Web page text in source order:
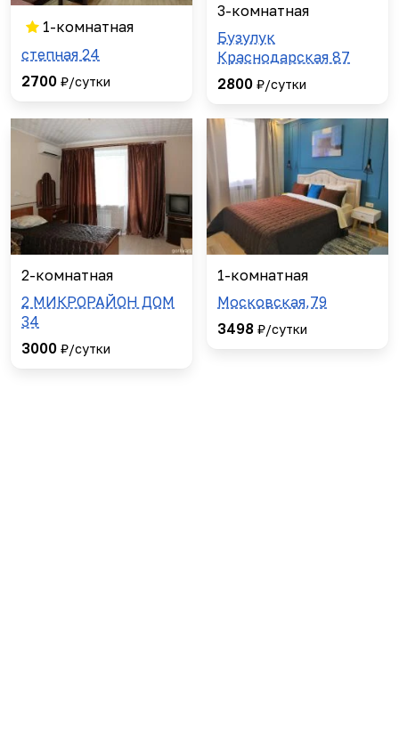
1-комнатная
степная 24
2700 ₽/сутки
3-комнатная
Бузулук
Краснодарская 87
2800 ₽/сутки
2-комнатная
2 МИКРОРАЙОН ДОМ
34
3000 ₽/сутки
1-комнатная
Московская,79
3498 ₽/сутки